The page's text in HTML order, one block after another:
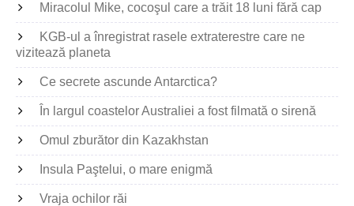
Miracolul Mike, cocoşul care a trăit 18 luni fără cap
KGB-ul a înregistrat rasele extraterestre care ne
vizitează planeta
Ce secrete ascunde Antarctica?
În largul coastelor Australiei a fost filmată o sirenă
Omul zburător din Kazakhstan
Insula Paştelui, o mare enigmă
Vraja ochilor răi